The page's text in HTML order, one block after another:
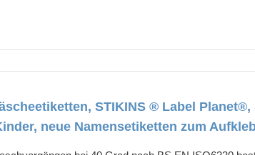
STIKINS ® Label
neue Namensetiketten zum